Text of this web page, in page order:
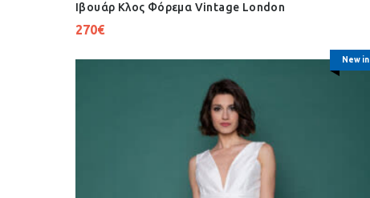
Ιβουάρ Κλος Φόρεμα Vintage London
270€
New in